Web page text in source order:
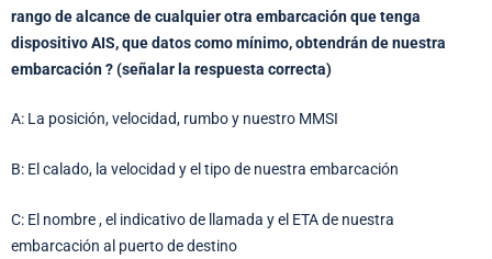
rango de alcance de cualquier otra embarcación que tenga
dispositivo AIS, que datos como mínimo, obtendrán de nuestra
embarcación ? (señalar la respuesta correcta)
A: La posición, velocidad, rumbo y nuestro MMSI
B: El calado, la velocidad y el tipo de nuestra embarcación
C: El nombre , el indicativo de llamada y el ETA de nuestra
embarcación al puerto de destino